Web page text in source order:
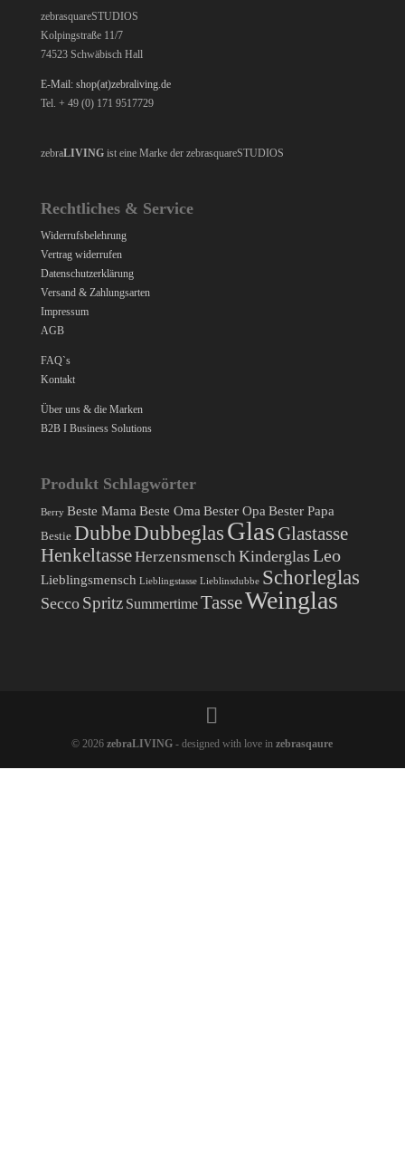
zebrasquareSTUDIOS
Kolpingstraße 11/7
74523 Schwäbisch Hall
E-Mail: shop(at)zebraliving.de
Tel. + 49 (0) 171 9517729
zebraLIVINGist eine Marke der zebrasquareSTUDIOS
Rechtliches & Service
Widerrufsbelehrung
Vertrag widerrufen
Datenschutzerklärung
Versand & Zahlungsarten
Impressum
AGB
FAQ`s
Kontakt
Über uns & die Marken
B2B I Business Solutions
Produkt Schlagwörter
Berry Beste Mama Beste Oma Bester Opa Bester Papa
Bestie DubbeDubbeglas GlasGlastasse
HenkeltasseHerzensmensch KinderglasLeo
Lieblingsmensch Lieblingstasse Lieblinsdubbe Schorleglas
Secco Spritz SummertimeTasseWeinglas
© 2026zebraLIVING - designed with love inzebrasqaure